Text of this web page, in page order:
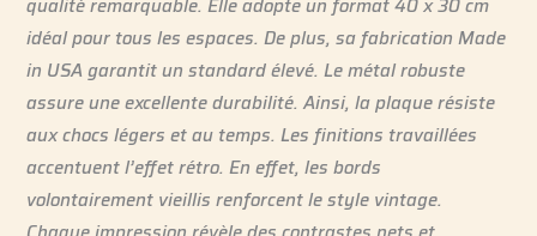
idéal pour tous les espaces. De plus, sa fabrication Made
in USA garantit un standard élevé. Le métal robuste
assure une excellente durabilité. Ainsi, la plaque résiste
aux chocs légers et au temps. Les finitions travaillées
accentuent l’effet rétro. En effet, les bords
volontairement vieillis renforcent le style vintage.